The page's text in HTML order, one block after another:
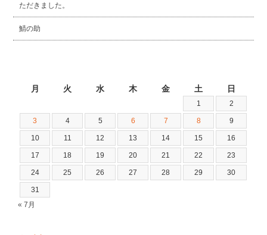
ただきました。
鯖の助
月 火 水 木 金 土 日
1 2
3 4 5 6 7 8 9
10 11 12 13 14 15 16
17 18 19 20 21 22 23
24 25 26 27 28 29 30
31
« 7月